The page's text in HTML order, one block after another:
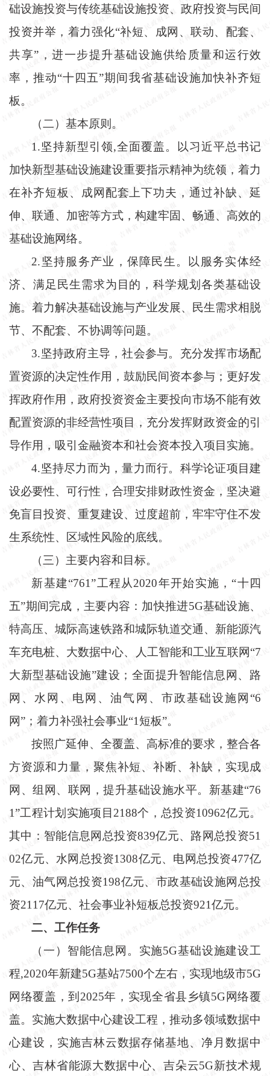
础设施投资与传统基础设施投资、政府投资与民间
投资并举，着力强化“补短、成网、联动、配套、
共享”，进一步提升基础设施供给质量和运行效
率，推动“十四五”期间我省基础设施加快补齐短
板。
（二）基本原则。
1.坚持新型引领,全面覆盖。以习近平总书记
加快新型基础设施建设重要指示精神为统领，着力
在补齐短板、成网配套上下功夫，通过补缺、延
伸、联通、加密等方式，构建牢固、畅通、高效的
基础设施网络。
2.坚持服务产业，保障民生。以服务实体经
济、满足民生需求为目的，科学规划各类基础设
施。着力解决基础设施与产业发展、民生需求相脱
节、不配套、不协调等问题。
3.坚持政府主导，社会参与。充分发挥市场配
置资源的决定性作用，鼓励民间资本参与；更好发
挥政府作用，政府投资资金主要投向市场不能有效
配置资源的非经营性项目，充分发挥财政资金的引
导作用，吸引金融资本和社会资本投入项目实施。
4.坚持尽力而为，量力而行。科学论证项目建
设必要性、可行性，合理安排财政性资金，坚决避
免盲目投资、重复建设、过度超前，牢牢守住不发
生系统性、区域性风险的底线。
（三）主要内容和目标。
新基建“761”工程从2020年开始实施，“十四
五”期间完成，主要内容：加快推进5G基础设施、
特高压、城际高速铁路和城际轨道交通、新能源汽
车充电桩、大数据中心、人工智能和工业互联网“7
大新型基础设施”建设；全面提升智能信息网、路
网、水网、电网、油气网、市政基础设施网“6
网”；着力补强社会事业“1短板”。
按照广延伸、全覆盖、高标准的要求，整合各
方资源和力量，聚焦补短、补断、补缺，实现成
网、组网、联网，提升基础设施水平。新基建“76
1”工程计划实施项目2188个，总投资10962亿元。
其中：智能信息网总投资839亿元、路网总投资51
02亿元、水网总投资1308亿元、电网总投资477亿
元、油气网总投资198亿元、市政基础设施网总投
资2117亿元、社会事业补短板总投资921亿元。
二、工作任务
（一）智能信息网。实施5G基础设施建设工
程,2020年新建5G基站7500个左右，实现地级市5G
网络覆盖，到2025年，实现全省县乡镇5G网络覆
盖。实施大数据中心建设工程，推动多领域数据中
心建设，实施吉林云数据存储基地、净月数据中
心、吉林省能源大数据中心、吉朵云5G新技术规